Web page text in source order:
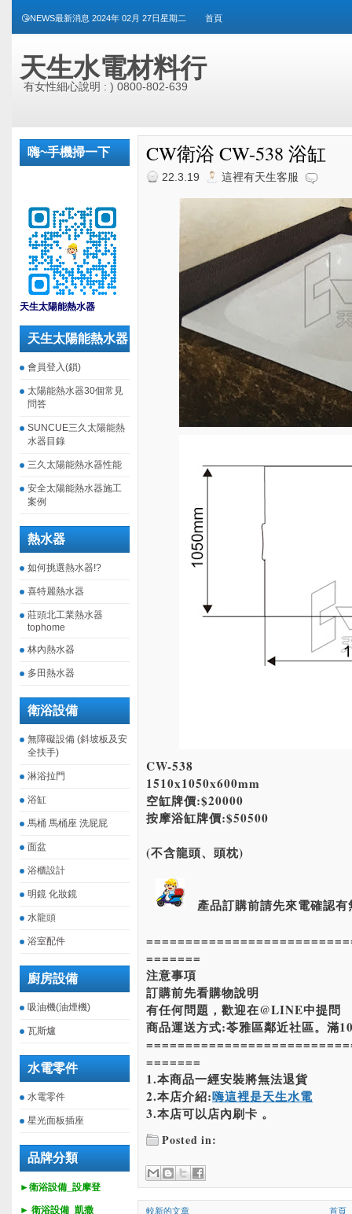
😘NEWS最新消息 2024年 02月 27日星期二 首頁
天生水電材料行
有女性細心說明 : ) 0800-802-639
嗨~手機掃一下
天生太陽能熱水器
天生太陽能熱水器
會員登入(鎖)
太陽能熱水器30個常見
問答
SUNCUE三久太陽能熱
水器目錄
三久太陽能熱水器性能
安全太陽能熱水器施工
案例
熱水器
如何挑選熱水器!?
喜特麗熱水器
莊頭北工業熱水器
tophome
林內熱水器
多田熱水器
衛浴設備
無障礙設備 (斜坡板及安
全扶手)
淋浴拉門
浴缸
馬桶 馬桶座 洗屁屁
面盆
浴櫃設計
明鏡 化妝鏡
水龍頭
浴室配件
廚房設備
吸油機(油煙機)
瓦斯爐
水電零件
水電零件
星光面板插座
品牌分類
►衛浴設備_設摩登
► 衛浴設備_ 凱撒
CW衛浴 CW-538 浴缸
22.3.19 這裡有天生客服
CW-538
1510x1050x600mm
空缸牌價:$20000
按摩浴缸牌價:$50500
(不含龍頭、頭枕)
產品訂購前請先來電確認有
=======
注意事項
訂購前先看購物說明
有任何問題，歡迎在@LINE中提問
商品運送方式:苓雅區鄰近社區。滿
=======
1.本商品一經安裝將無法退貨
2.本店介紹:嗨這裡是天生水電
3.本店可以店內刷卡 。
Posted in:
較新的文章 首頁